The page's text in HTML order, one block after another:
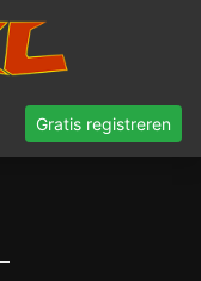
Gratis registreren